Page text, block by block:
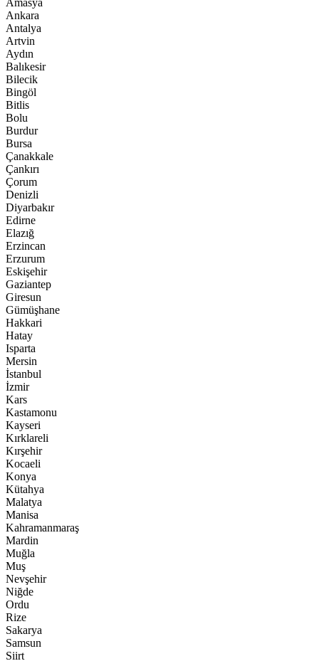
Amasya
Ankara
Antalya
Artvin
Aydın
Balıkesir
Bilecik
Bingöl
Bitlis
Bolu
Burdur
Bursa
Çanakkale
Çankırı
Çorum
Denizli
Diyarbakır
Edirne
Elazığ
Erzincan
Erzurum
Eskişehir
Gaziantep
Giresun
Gümüşhane
Hakkari
Hatay
Isparta
Mersin
İstanbul
İzmir
Kars
Kastamonu
Kayseri
Kırklareli
Kırşehir
Kocaeli
Konya
Kütahya
Malatya
Manisa
Kahramanmaraş
Mardin
Muğla
Muş
Nevşehir
Niğde
Ordu
Rize
Sakarya
Samsun
Siirt